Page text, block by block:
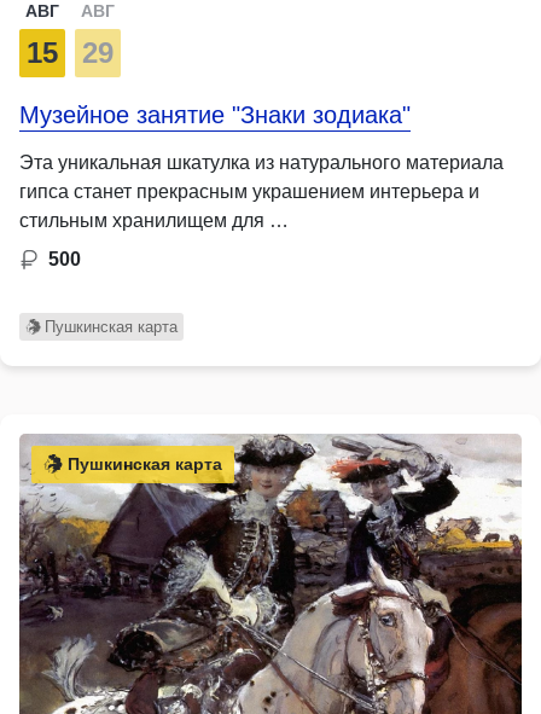
АВГ
15
АВГ
29
Музейное занятие "Знаки зодиака"
Эта уникальная шкатулка из натурального материала
гипса станет прекрасным украшением интерьера и
стильным хранилищем для …
500
Пушкинская карта
Пушкинская карта